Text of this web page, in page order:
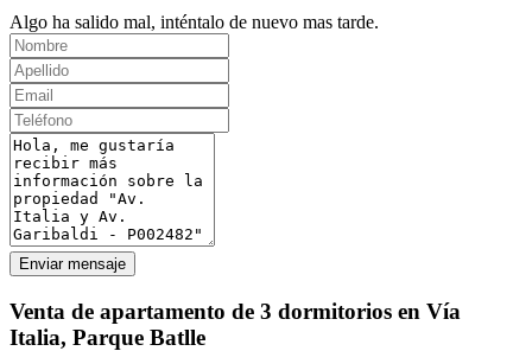
Algo ha salido mal, inténtalo de nuevo mas tarde.
Enviar mensaje
Venta de apartamento de 3 dormitorios en Vía
Italia, Parque Batlle